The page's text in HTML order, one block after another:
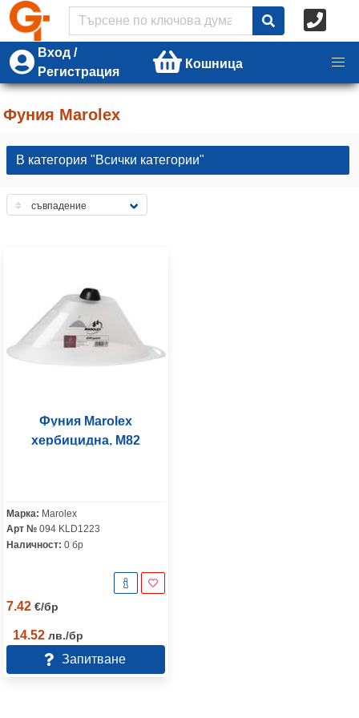
Вход /
Регистрация
Кошница
Фуния Marolex
В категория "Всички категории"
Фуния Marolex
хербицидна, M82
Марка: Marolex
Арт № 094 KLD1223
Наличност: 0 бр
7.42 €/бр
14.52 лв./бр
Запитване